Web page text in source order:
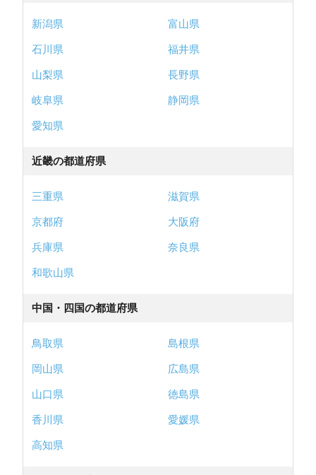
新潟県
富山県
石川県
福井県
山梨県
長野県
岐阜県
静岡県
愛知県
近畿の都道府県
三重県
滋賀県
京都府
大阪府
兵庫県
奈良県
和歌山県
中国・四国の都道府県
鳥取県
島根県
岡山県
広島県
山口県
徳島県
香川県
愛媛県
高知県